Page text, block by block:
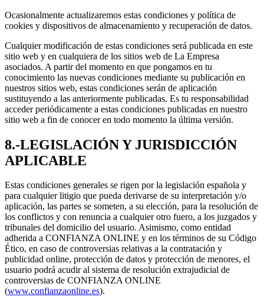
Ocasionalmente actualizaremos estas condiciones y política de
cookies y dispositivos de almacenamiento y recuperación de datos.
Cualquier modificación de estas condiciones será publicada en este
sitio web y en cualquiera de los sitios web de La Empresa
asociados. A partir del momento en que pongamos en tu
conocimiento las nuevas condiciones mediante su publicación en
nuestros sitios web, estas condiciones serán de aplicación
sustituyendo a las anteriormente publicadas. Es tu responsabilidad
acceder periódicamente a estas condiciones publicadas en nuestro
sitio web a fin de conocer en todo momento la última versión.
8.-LEGISLACIÓN Y JURISDICCIÓN
APLICABLE
Estas condiciones generales se rigen por la legislación española y
para cualquier litigio que pueda derivarse de su interpretación y/o
aplicación, las partes se someten, a su elección, para la resolución de
los conflictos y con renuncia a cualquier otro fuero, a los juzgados y
tribunales del domicilio del usuario. Asimismo, como entidad
adherida a CONFIANZA ONLINE y en los términos de su Código
Ético, en caso de controversias relativas a la contratación y
publicidad online, protección de datos y protección de menores, el
usuario podrá acudir al sistema de resolución extrajudicial de
controversias de CONFIANZA ONLINE
(www.confianzaonline.es).